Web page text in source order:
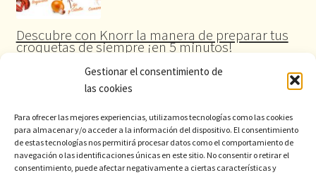
Gestionar el consentimiento de
las cookies
Para ofrecer las mejores experiencias, utilizamos tecnologías como las cookies
para almacenar y/o acceder a la información del dispositivo. El consentimiento
de estas tecnologías nos permitirá procesar datos como el comportamiento de
navegación o las identificaciones únicas en este sitio. No consentir o retirar el
consentimiento, puede afectar negativamente a ciertas características y
Descubre con Knorr la manera de preparar tus
croquetas de siempre ¡en 5 minutos!